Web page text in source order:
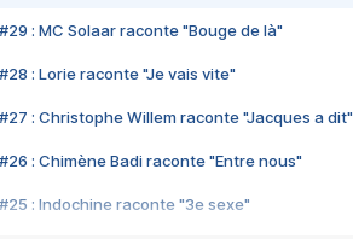
#29 : MC Solaar raconte "Bouge de là"
#28 : Lorie raconte "Je vais vite"
#27 : Christophe Willem raconte "Jacques a dit"
#26 : Chimène Badi raconte "Entre nous"
#25 : Indochine raconte "3e sexe"